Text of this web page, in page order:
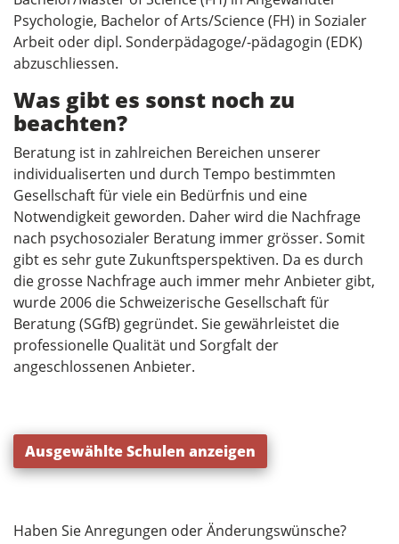
Psychologie, Bachelor of ­Arts/Science (FH) in Sozialer
Arbeit oder dipl. Sonderpädagoge/-pädagogin (EDK)
abzuschliessen.
Was gibt es sonst noch zu
beachten?
Beratung ist in zahlreichen Bereichen unserer
individualiserten und durch Tempo bestimmten
Gesellschaft für viele ein Bedürfnis und eine
Notwendigkeit geworden. Daher wird die Nachfrage
nach psychosozialer Beratung immer grösser. Somit
gibt es sehr gute Zukunftsperspektiven. Da es durch
die grosse Nachfrage auch immer mehr Anbieter gibt,
wurde 2006 die Schweizerische Gesellschaft für
Beratung (SGfB) gegründet. Sie gewährleistet die
professionelle Qualität und Sorgfalt der
angeschlossenen Anbieter.
Ausgewählte Schulen anzeigen
Haben Sie Anregungen oder Änderungswünsche?